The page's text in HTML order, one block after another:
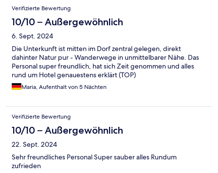
Verifizierte Bewertung
10/10 – Außergewöhnlich
6. Sept. 2024
Die Unterkunft ist mitten im Dorf zentral gelegen, direkt
dahinter Natur pur - Wanderwege in unmittelbarer Nähe. Das
Personal super freundlich, hat sich Zeit genommen und alles
rund um Hotel genauestens erklärt (TOP)
Maria, Aufenthalt von 5 Nächten
Verifizierte Bewertung
10/10 – Außergewöhnlich
22. Sept. 2024
Sehr freundliches Personal Super sauber alles Rundum
zufrieden